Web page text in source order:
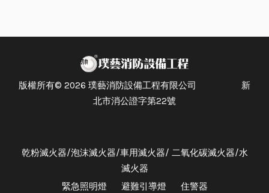
版權所有© 2026 璞藝消防設備工程有限公司 新
北市消公證字第22號
乾粉滅火器/泡沫滅火器/車用滅火器/ 二氧化碳滅火器/水
滅火器
緊急照明燈
避難引導燈
住警器